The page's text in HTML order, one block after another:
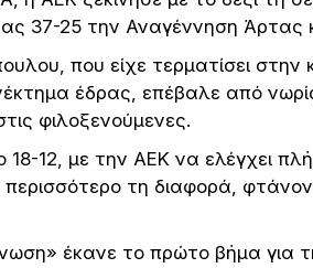
37-25 την Αναγέννηση Άρτας
που είχε τερματίσει στην
έδρας, επέβαλε από
φιλοξενούμενες.
18-12, με την ΑΕΚ να ελέγχει
τη διαφορά,
έκανε το πρώτο βήμα για